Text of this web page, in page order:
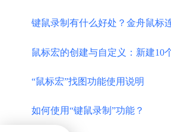
键鼠录制有什么好处？金舟鼠标
“鼠标宏”找图功能使用说明
如何使用“键鼠录制”功能？